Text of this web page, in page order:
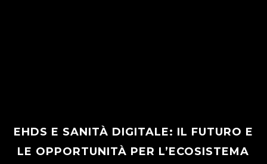
EHDS E SANITÀ DIGITALE: IL FUTURO E
LE OPPORTUNITÀ PER L’ECOSISTEMA